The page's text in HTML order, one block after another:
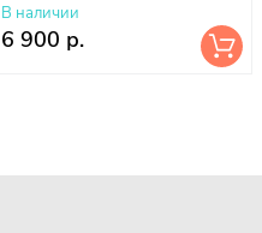
В наличии
6 900 р.